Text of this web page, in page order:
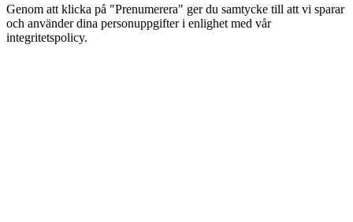
Genom att klicka på "Prenumerera" ger du samtycke till att vi sparar
och använder dina personuppgifter i enlighet med vår
integritetspolicy.